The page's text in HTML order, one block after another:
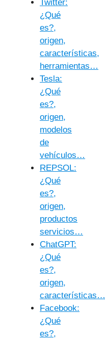
Twitter:
¿Qué
es?,
origen,
características,
herramientas…
Tesla:
¿Qué
es?,
origen,
modelos
de
vehículos…
REPSOL:
¿Qué
es?,
origen,
productos
servicios…
ChatGPT:
¿Qué
es?,
origen,
características…
Facebook:
¿Qué
es?,